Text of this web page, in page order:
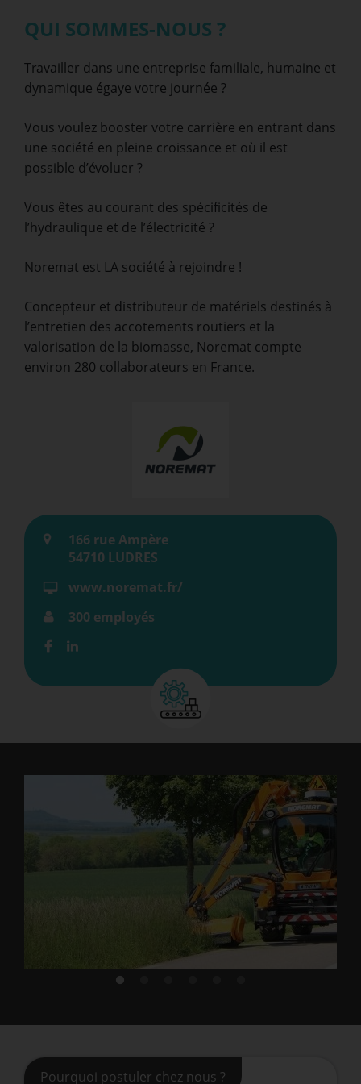
QUI SOMMES-NOUS ?
Travailler dans une entreprise familiale, humaine et
dynamique égaye votre journée ?
Vous voulez booster votre carrière en entrant dans
une société en pleine croissance et où il est
possible d’évoluer ?
Vous êtes au courant des spécificités de
l’hydraulique et de l’électricité ?
Noremat est LA société à rejoindre !
Concepteur et distributeur de matériels destinés à
l’entretien des accotements routiers et la
valorisation de la biomasse, Noremat compte
environ 280 collaborateurs en France.
166 rue Ampère
54710 LUDRES
www.noremat.fr/
300 employés
Pourquoi postuler chez nous ?